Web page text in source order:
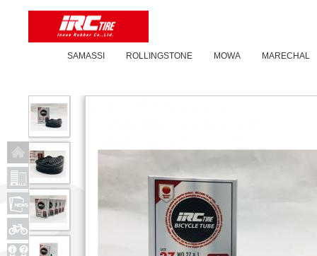
MARECHAL
MOWA
ROLLINGSTONE
SAMASSI